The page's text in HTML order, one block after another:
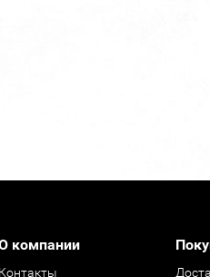
компании
Контакты